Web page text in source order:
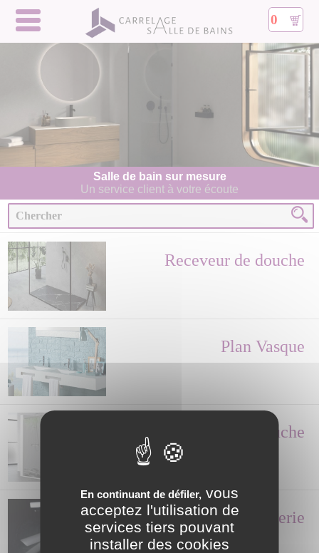
0
Salle de bain sur mesure
Un service client à votre écoute
Receveur de douche
Plan Vasque
Paroi de Douche
Robinetterie
En continuant de défiler, vous
acceptez l'utilisation de
services tiers pouvant
installer des cookies